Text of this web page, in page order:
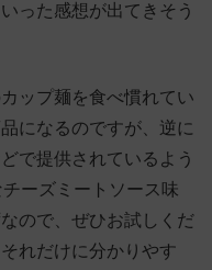
った感想が出てきそう
ップ麺を食べ慣れてい
になるのですが、逆に
で提供されているよう
ーズミートソース味
ので、ぜひお試しくだ
れだけに分かりやす